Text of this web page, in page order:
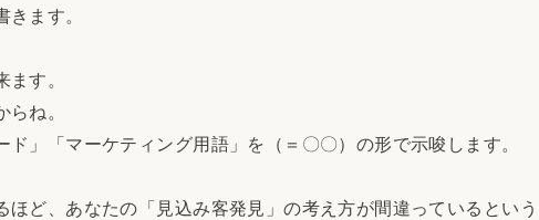
ます。
す。
ね。
」「マーケティング用語」を（＝〇〇）の形で示唆します。
ど、あなたの「見込み客発見」の考え方が間違っているという